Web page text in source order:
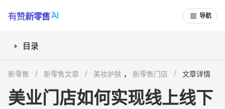
导航
目录
线上内容营销，导流实体门店
新零售 新零售文章 美妆护肤 ， 新零售门店 文章详情
美业门店如何实现线上线下